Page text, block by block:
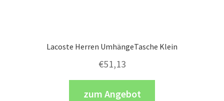
Lacoste Herren UmhängeTasche Klein
€51,13
zum Angebot